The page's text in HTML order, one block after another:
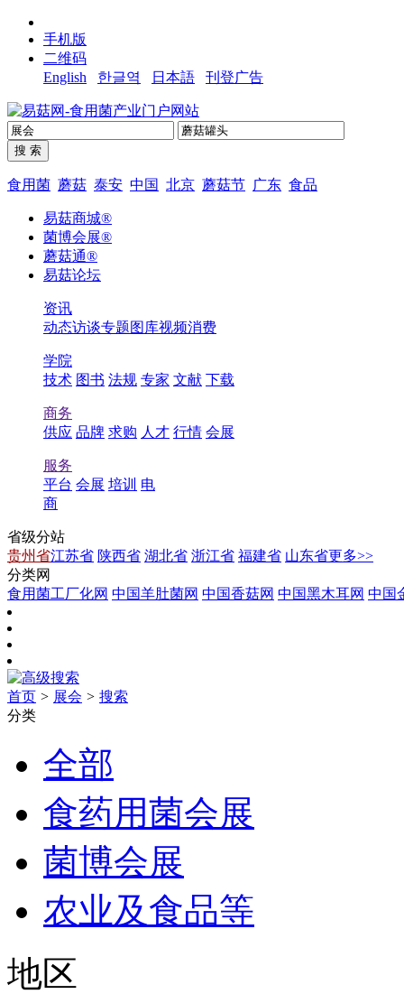
手机版
二维码
English
한글역 日本語 刊登广告
食用菌 蘑菇 泰安 中国 北京 蘑菇节 广东 食品
易菇商城®
菌博会展®
蘑菇通®
易菇论坛
资讯
动态访谈专题图库视频消费
学院
技术 图书 法规 专家 文献 下载
商务
供应 品牌 求购 人才 行情 会展
服务
平台 会展 培训 电
商
省级分站
贵州省江苏省 陕西省 湖北省 浙江省 福建省 山东省更多>>
分类网
食用菌工厂化网 中国羊肚菌网 中国香菇网 中国黑木耳网 中国
首页 > 展会 > 搜索
分类
全部
食药用菌会展
菌博会展
农业及食品等
地区